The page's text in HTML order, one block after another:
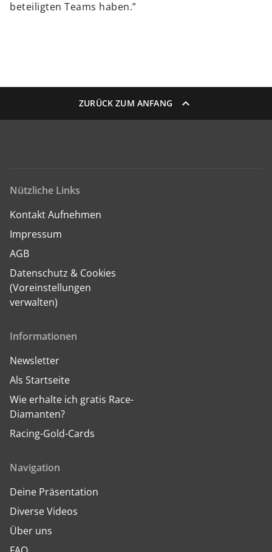
beteiligten Teams haben.”
ZURÜCK ZUM ANFANG
Nützliche Links
Kontakt Aufnehmen
Impressum
AGB
Datenschutz & Cookies
(Voreinstellungen
verwalten)
Informationen
Newsletter
Als Startseite
Wie erhalte ich gratis Race-
Diamanten?
Racing-Gold-Cards
Navigation
Deine Präsentation
Diverse Videos
Über uns